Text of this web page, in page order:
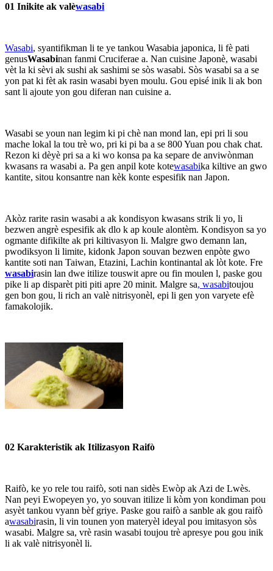
01 Inikite ak valèwasabi
Wasabi, syantifikman li te ye tankou Wasabia japonica, li fè pati
genusWasabinan fanmi Cruciferae a. Nan cuisine Japonè, wasabi
vèt la ki sèvi ak sushi ak sashimi se sòs wasabi. Sòs wasabi sa a se
yon pat ki fèt ak rasin wasabi byen moulu. Gou episé inik li ak bon
sant li ajoute yon gou diferan nan cuisine a.
Wasabi se youn nan legim ki pi chè nan mond lan, epi pri li sou
mache lokal la tou trè wo, pri ki pi ba a se 800 Yuan pou chak chat.
Rezon ki dèyè pri sa a ki wo konsa pa ka separe de anviwònman
kwasans ra wasabi a. Pa gen anpil kote kotewasabika kiltive an gwo
kantite, sitou konsantre nan kèk konte espesifik nan Japon.
Akòz rarite rasin wasabi a ak kondisyon kwasans strik li yo, li
bezwen angrè espesifik ak dlo k ap koule alontèm. Kondisyon sa yo
ogmante difikilte ak pri kiltivasyon li. Malgre gwo demann lan,
pwodiksyon li limite, kidonk Japon souvan bezwen enpòte gwo
kantite soti nan Taiwan, Etazini, Lachin kontinantal ak lòt kote. Fre
wasabirasin lan dwe itilize touswit apre ou fin moulen l, paske gou
pike li ap disparèt piti piti apre 20 minit. Malgre sa, wasabitoujou
gen bon gou, li rich an valè nitrisyonèl, epi li gen yon varyete efè
famakolojik.
02 Karakteristik ak Itilizasyon Raifò
Raifò, ke yo rele tou raifò, soti nan sidès Ewòp ak Azi de Lwès.
Nan peyi Ewopeyen yo, yo souvan itilize li kòm yon kondiman pou
asyèt tankou vyann bèf griye. Paske gou raifò a sanble ak gou raifò
awasabirasin, li vin tounen yon materyèl ideyal pou imitasyon sòs
wasabi. Malgre sa, vrè rasin wasabi toujou trè apresye pou gou inik
li ak valè nitrisyonèl li.